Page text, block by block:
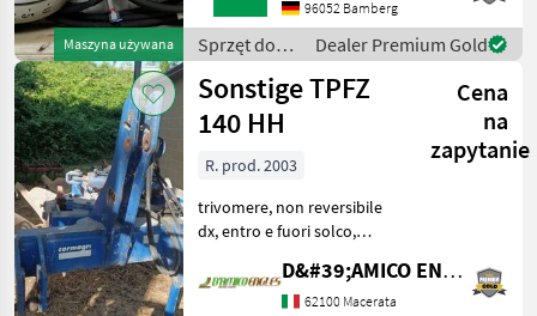
Maszyna używana
Maschine wird auf www.ab-
auction.com versteigert.
Sprzęt do uprawy roli Inny
sprzęt do
96052 Bamberg
Sprzęt do
uprawy roli /
Horsch
Dealer Premium Gold
Sonstige TPFZ
140 HH
Cena
na
zapytanie
R. prod. 2003
trivomere, non reversibile
dx, entro e fuori solco,
avanvomeri a disco, peso:
D&#39;AMICO ENGLES SRL
62100 Macerata